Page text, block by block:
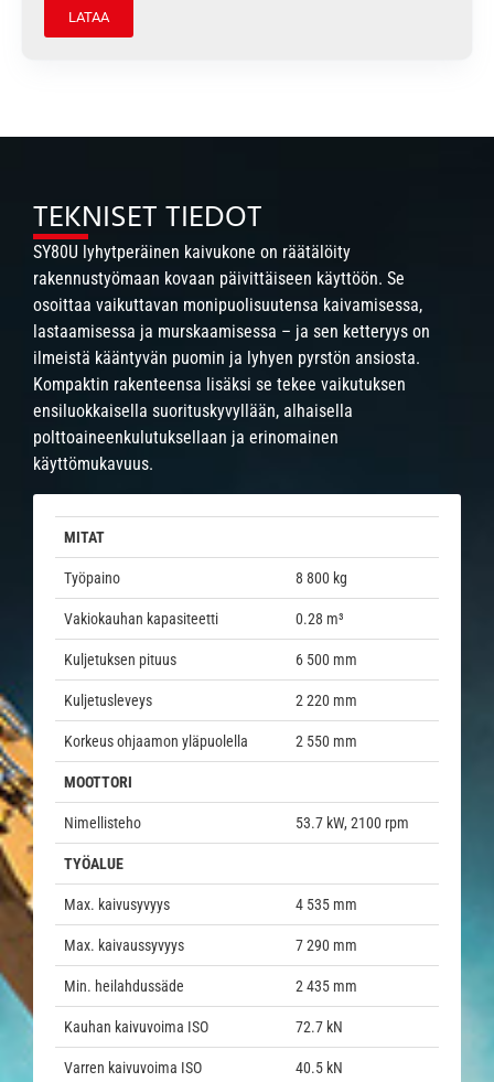
LATAA
TEKNISET TIEDOT
SY80U lyhytperäinen kaivukone on räätälöity
rakennustyömaan kovaan päivittäiseen käyttöön. Se
osoittaa vaikuttavan monipuolisuutensa kaivamisessa,
lastaamisessa ja murskaamisessa – ja sen ketteryys on
ilmeistä kääntyvän puomin ja lyhyen pyrstön ansiosta.
Kompaktin rakenteensa lisäksi se tekee vaikutuksen
ensiluokkaisella suorituskyvyllään, alhaisella
polttoaineenkulutuksellaan ja erinomainen
käyttömukavuus.
MITAT
Työpaino 8 800 kg
Vakiokauhan kapasiteetti 0.28 m³
Kuljetuksen pituus 6 500 mm
Kuljetusleveys 2 220 mm
Korkeus ohjaamon yläpuolella 2 550 mm
MOOTTORI
Nimellisteho 53.7 kW, 2100 rpm
TYÖALUE
Max. kaivusyvyys 4 535 mm
Max. kaivaussyvyys 7 290 mm
Min. heilahdussäde 2 435 mm
Kauhan kaivuvoima ISO 72.7 kN
Varren kaivuvoima ISO 40.5 kN